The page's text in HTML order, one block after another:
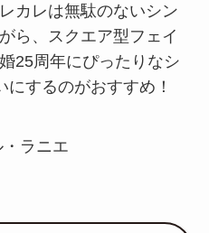
カレは無駄のないシン
ら、スクエア型フェイ
25周年にぴったりなシ
するのがおすすめ！
ラニエ